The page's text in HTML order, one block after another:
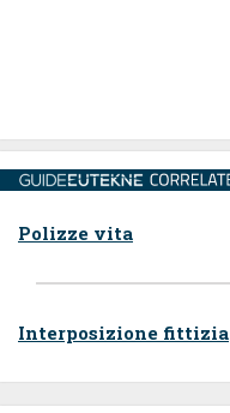
Polizze vita
Interposizione fittizia